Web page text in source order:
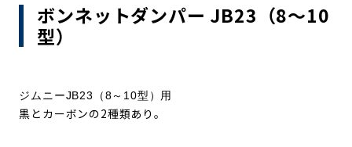
ボンネットダンパー JB23（8～10
型）
ジムニーJB23（8～10型）用
黒とカーボンの2種類あり。